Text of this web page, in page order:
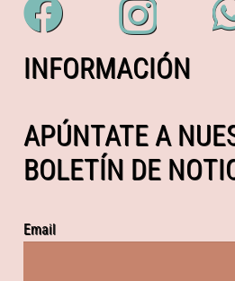
INFORMACIÓN
APÚNTATE A
BOLETÍN DE
Email